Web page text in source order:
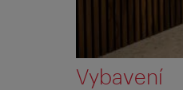
Vybavení